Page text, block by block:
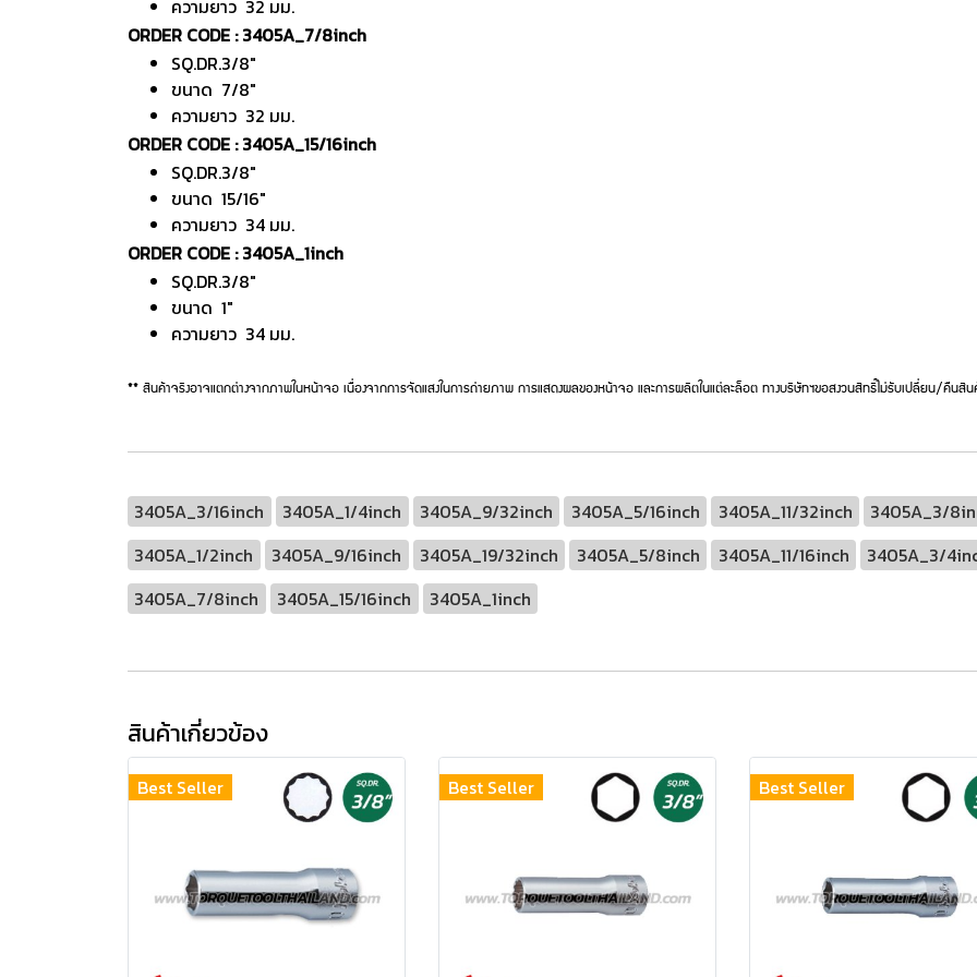
ความยาว 32 มม.
ORDER CODE : 3405A_7/8inch
SQ.DR.3/8"
ขนาด 7/8"
ความยาว 32 มม.
ORDER CODE : 3405A_15/16inch
SQ.DR.3/8"
ขนาด 15/16"
ความยาว 34 มม.
ORDER CODE : 3405A_1inch
SQ.DR.3/8"
ขนาด 1"
ความยาว 34 มม.
** สินค้าจริงอาจแตกต่างจากภาพในหน้าจอ เนื่องจากการจัดแสงในการถ่ายภาพ การแสดงผลของหน้าจอ และการผลิตในแต่ละล็อต ทางบริษัทฯขอสงวนสิทธิ์ไม่รับเปลี่ยน/คืนสิน
3405A_3/16inch 3405A_1/4inch 3405A_9/32inch 3405A_5/16inch 3405A_11/32inch 3405A_3/
3405A_1/2inch
3405A_9/16inch 3405A_19/32inch 3405A_5/8inch 3405A_11/16inch 3405A_3/
3405A_7/8inch
3405A_15/16inch 3405A_1inch
สินค้าเกี่ยวข้อง
Best Seller Best Seller Best Seller